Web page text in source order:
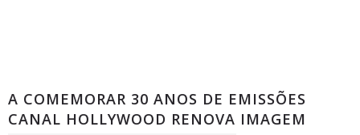
A COMEMORAR 30 ANOS DE EMISSÕES
CANAL HOLLYWOOD RENOVA IMAGEM